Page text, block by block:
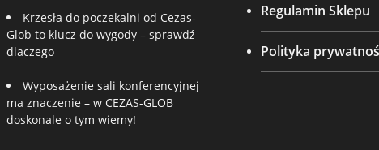
Krzesła do poczekalni od Cezas-
Glob to klucz do wygody – sprawdź
dlaczego
Wyposażenie sali konferencyjnej
ma znaczenie – w CEZAS-GLOB
doskonale o tym wiemy!
Regulamin Sklepu
Polityka